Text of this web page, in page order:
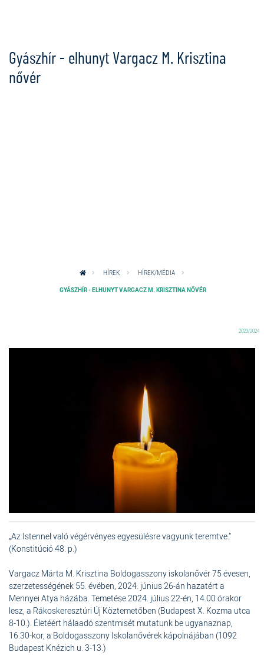
Gyászhír - elhunyt Vargacz M. Krisztina
nővér
HÍREK HÍREK/MÉDIA
GYÁSZHÍR - ELHUNYT VARGACZ M. KRISZTINA NŐVÉR
2023/2024
„Az Istennel való végérvényes egyesülésre vagyunk teremtve.”
(Konstitúció 48. p.)
Vargacz Márta M. Krisztina Boldogasszony iskolanővér 75 évesen,
szerzetességének 55. évében, 2024. június 26-án hazatért a
Mennyei Atya házába. Temetése 2024. július 22-én, 14.00 órakor
lesz, a Rákoskeresztúri Új Köztemetőben (Budapest X. Kozma utca
8-10.). Életéért hálaadó szentmisét mutatunk be ugyanaznap,
16.30-kor, a Boldogasszony Iskolanővérek kápolnájában (1092
Budapest Knézich u. 3-13.)